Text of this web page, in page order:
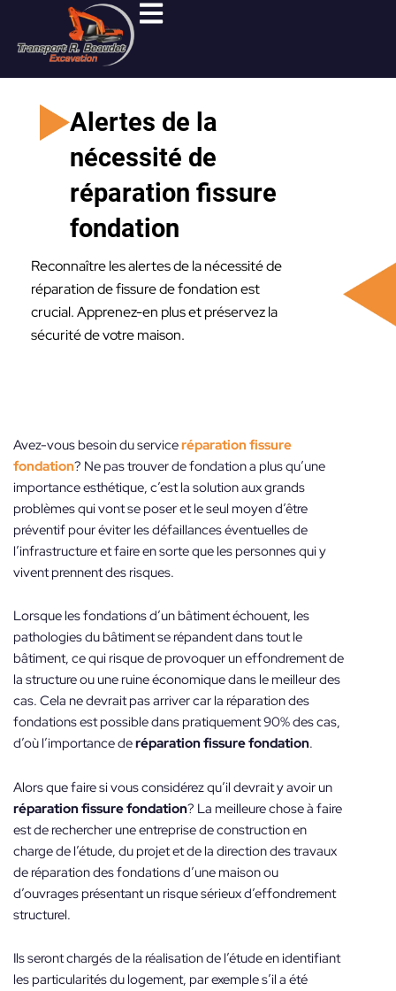
contenu
Alertes de la
nécessité de
réparation fissure
fondation
Reconnaître les alertes de la nécessité de
réparation de fissure de fondation est
crucial. Apprenez-en plus et préservez la
sécurité de votre maison.
Avez-vous besoin du serviceréparation fissure
fondation? Ne pas trouver de fondation a plus qu’une
importance esthétique, c’est la solution aux grands
problèmes qui vont se poser et le seul moyen d’être
préventif pour éviter les défaillances éventuelles de
l’infrastructure et faire en sorte que les personnes qui y
vivent prennent des risques.
Lorsque les fondations d’un bâtiment échouent, les
pathologies du bâtiment se répandent dans tout le
bâtiment, ce qui risque de provoquer un effondrement de
la structure ou une ruine économique dans le meilleur des
cas. Cela ne devrait pas arriver car la réparation des
fondations est possible dans pratiquement 90% des cas,
d’où l’importance deréparation fissure fondation.
Alors que faire si vous considérez qu’il devrait y avoir un
réparation fissure fondation? La meilleure chose à faire
est de rechercher une entreprise de construction en
charge de l’étude, du projet et de la direction des travaux
de réparation des fondations d’une maison ou
d’ouvrages présentant un risque sérieux d’effondrement
structurel.
Ils seront chargés de la réalisation de l’étude en identifiant
les particularités du logement, par exemple s’il a été